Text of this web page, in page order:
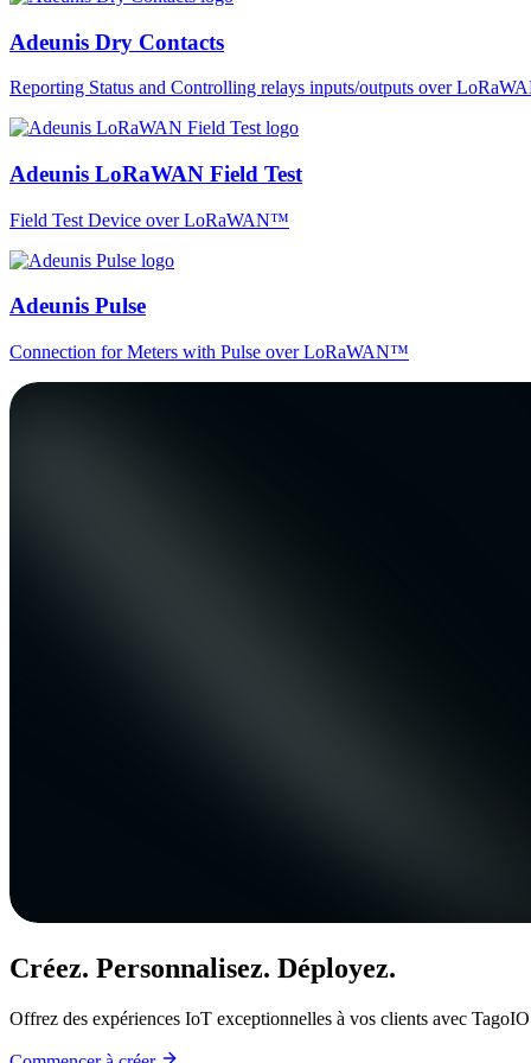
Adeunis Dry Contacts
Reporting Status and Controlling relays inputs/outputs over
Adeunis LoRaWAN Field Test
Field Test Device over LoRaWAN™
Adeunis Pulse
Connection for Meters with Pulse over LoRaWAN™
Créez. Personnalisez. Déployez.
Offrez des expériences IoT exceptionnelles à vos clients avec